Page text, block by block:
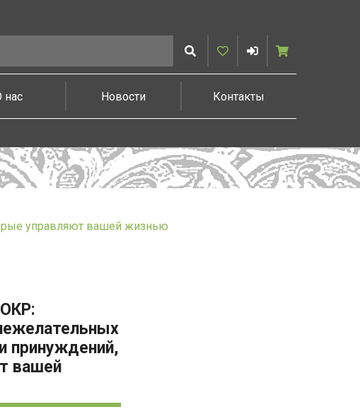
ИскатьИзбранное
ВойтиКорзина
нас Новости Контакты
управляют вашей жизнью
принуждений,
вашей